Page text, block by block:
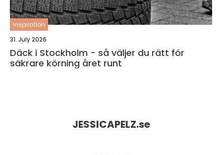
inspiration
31. July 2026
Däck i Stockholm - så väljer du rätt för
säkrare körning året runt
JESSICAPELZ.se